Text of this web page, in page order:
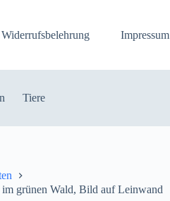
Widerrufsbelehrung Impressum
Tiere
im grünen Wald, Bild auf Leinwand